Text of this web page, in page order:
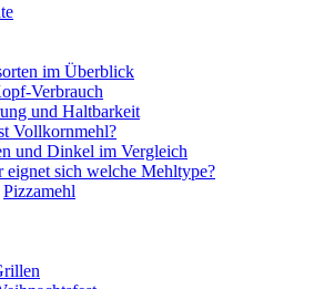
im Überblick
Verbrauch
und Haltbarkeit
Vollkornmehl?
und Dinkel im Vergleich
eignet sich welche Mehltype?
Pizzamehl